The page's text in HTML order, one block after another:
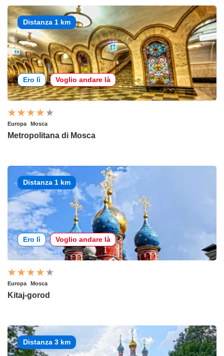
Distanza 1 km
Ero lì Voglio andare là
Europa Mosca
Metropolitana di Mosca
Distanza 1 km
Ero lì Voglio andare là
Europa Mosca
Kitaj-gorod
Distanza 3 km